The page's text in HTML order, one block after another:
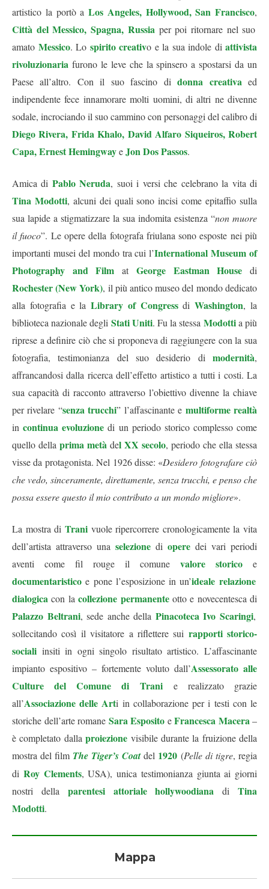
artistico la portò a Los Angeles, Hollywood, San Francisco,
Città del Messico, Spagna, Russiaper poi ritornare nel suo
amato Messico. Lo spirito creativo e la sua indole diattivista
rivoluzionaria furono le leve che la spinsero a spostarsi da un
Paese all’altro. Con il suo fascino didonna creativaed
indipendente fece innamorare molti uomini, di altri ne divenne
sodale, incrociando il suo cammino con personaggi del calibro di
Diego Rivera, Frida Khalo, David Alfaro Siqueiros, Robert
Capa, Ernest HemingwayeJon Dos Passos.
Amica di Pablo Neruda, suoi i versi che celebrano la vita di
Tina Modotti, alcuni dei quali sono incisi come epitaffio sulla
sua lapide a stigmatizzare la sua indomita esistenza “non muore
il fuoco”. Le opere della fotografa friulana sono esposte nei più
importanti musei del mondo tra cui l’International Museum of
Photography and Film at George Eastman House di
Rochester (New York), il più antico museo del mondo dedicato
alla fotografia e laLibrary of CongressdiWashington, la
biblioteca nazionale degli Stati Uniti. Fu la stessa Modottia più
riprese a definire ciò che si proponeva di raggiungere con la sua
fotografia, testimonianza del suo desiderio dimodernità,
affrancandosi dalla ricerca dell’effetto artistico a tutti i costi. La
sua capacità di racconto attraverso l’obiettivo divenne la chiave
per rivelare “senza trucchi” l’affascinante e multiforme realtà
incontinua evoluzione di un periodo storico complesso come
quello della prima metà del XX secolo, periodo che ella stessa
visse da protagonista. Nel 1926 disse: «Desidero fotografare ciò
che vedo, sinceramente, direttamente, senza trucchi, e penso che
possa essere questo il mio contributo a un mondo migliore».
La mostra di Tranivuole ripercorrere cronologicamente la vita
dell’artista attraverso una selezione di opere dei vari periodi
aventi come fil rouge il comune valore storico e
documentaristico e pone l’esposizione in un’ideale relazione
dialogica con lacollezione permanenteotto e novecentesca di
Palazzo Beltrani, sede anche della Pinacoteca Ivo Scaringi,
sollecitando così il visitatore a riflettere sui rapporti storico-
sociali insiti in ogni singolo risultato artistico. L’affascinante
impianto espositivo – fortemente voluto dall’Assessorato alle
Culture del Comune di Tranie realizzato grazie
all’Associazione delle Arti in collaborazione per i testi con le
storiche dell’arte romane Sara Esposito eFrancesca Macera–
è completato dallaproiezione visibile durante la fruizione della
mostra del film The Tiger’s Coatdel 1920 (Pelle di tigre, regia
di Roy Clements, USA), unica testimonianza giunta ai giorni
nostri della parentesi attoriale hollywoodiana diTina
Modotti.
Mappa